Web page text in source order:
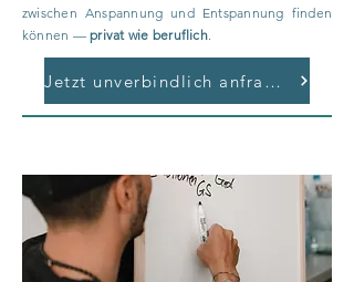
zwischen Anspannung und Entspannung finden
können —privat wie beruflich.
Jetzt unverbindlich anfragen